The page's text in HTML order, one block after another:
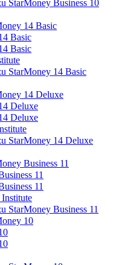
StarMoney Business 10
14 Basic
Basic
Basic
StarMoney 14 Basic
14 Deluxe
Deluxe
Deluxe
StarMoney 14 Deluxe
Business 11
11
11
StarMoney Business 11
10